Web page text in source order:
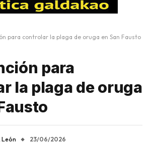
para controlar la plaga de oruga en San Fausto
para
la plaga de oruga
León 23/06/2026